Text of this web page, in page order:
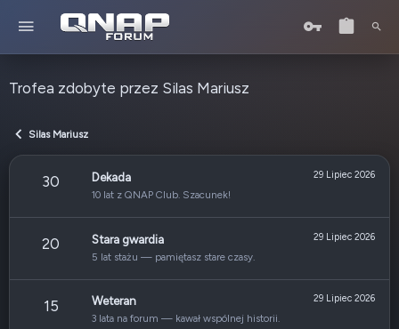
Trofea zdobyte przez Silas Mariusz
Silas Mariusz
30 29 Lipiec 2026
Dekada
10 lat z QNAP Club. Szacunek!
20 29 Lipiec 2026
Stara gwardia
5 lat stażu — pamiętasz stare czasy.
15 29 Lipiec 2026
Weteran
3 lata na forum — kawał wspólnej historii.